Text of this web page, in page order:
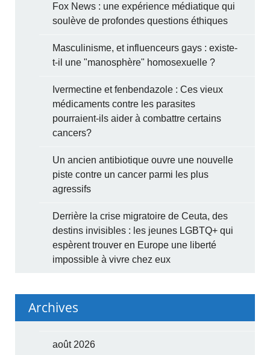
Fox News : une expérience médiatique qui
soulève de profondes questions éthiques
Masculinisme, et influenceurs gays : existe-
t-il une "manosphère" homosexuelle ?
Ivermectine et fenbendazole : Ces vieux
médicaments contre les parasites
pourraient-ils aider à combattre certains
cancers?
Un ancien antibiotique ouvre une nouvelle
piste contre un cancer parmi les plus
agressifs
Derrière la crise migratoire de Ceuta, des
destins invisibles : les jeunes LGBTQ+ qui
espèrent trouver en Europe une liberté
impossible à vivre chez eux
Archives
août 2026